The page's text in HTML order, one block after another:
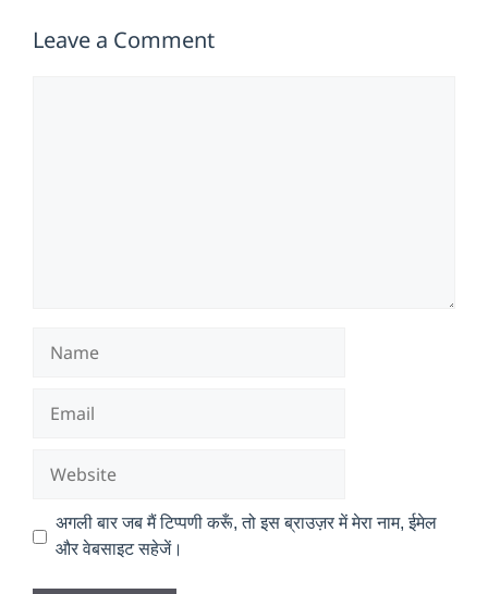
Leave a Comment
अगली बार जब मैं टिप्पणी करूँ, तो इस ब्राउज़र में मेरा नाम, ईमेल
और वेबसाइट सहेजें।